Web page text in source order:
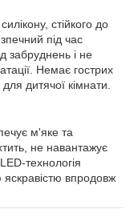
стійкого до
під час
забруднень і не
Немає гострих
дитячої кімнати.
м'яке та
не навантажує
технологія
яскравістю впродовж